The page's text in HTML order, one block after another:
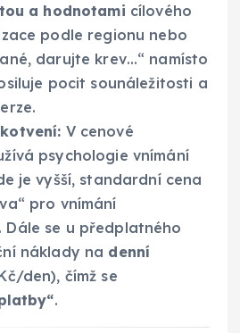
a hodnotami cílového
podle regionu nebo
darujte krev…“ namísto
pocit sounáležitosti a
V cenové
psychologie vnímání
je vyšší, standardní cena
pro vnímání
Dále se u předplatného
náklady na denní
den), čímž se
.